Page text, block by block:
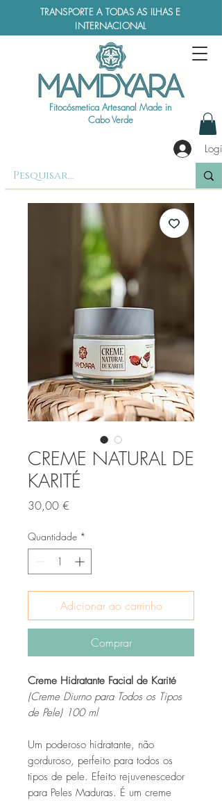
TRANSPORTE A TODAS AS ILHAS E
INTERNACIONAL
Fitocósmetica Artesanal Made in
Cabo Verde
Login
CREME NATURAL DE
KARITÉ
30,00 €
Quantidade *
Adicionar ao carrinho
Comprar
Creme Hidratante Facial de Karité
(Creme Diurno para Todos os Tipos
de Pele) 100 ml
Um poderoso hidratante, não
gorduroso, perfeito para todos os
tipos de pele. Efeito rejuvenescedor
para Peles Maduras. É um creme